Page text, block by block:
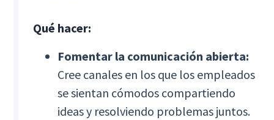
Qué hacer:
Fomentar la comunicación abierta:
Cree canales en los que los empleados
se sientan cómodos compartiendo
ideas y resolviendo problemas juntos.